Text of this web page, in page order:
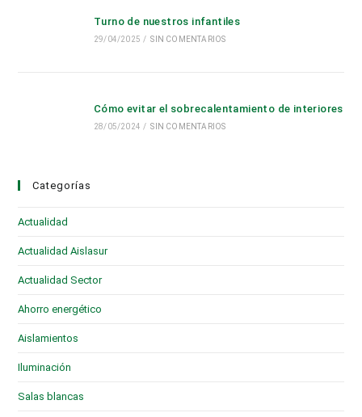
Turno de nuestros infantiles
29/04/2025 / SIN COMENTARIOS
Cómo evitar el sobrecalentamiento de interiores
28/05/2024 / SIN COMENTARIOS
Categorías
Actualidad
Actualidad Aislasur
Actualidad Sector
Ahorro energético
Aislamientos
Iluminación
Salas blancas